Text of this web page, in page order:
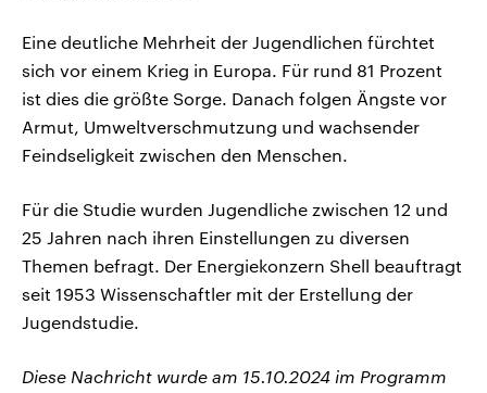
Eine deutliche Mehrheit der Jugendlichen fürchtet
sich vor einem Krieg in Europa. Für rund 81 Prozent
ist dies die größte Sorge. Danach folgen Ängste vor
Armut, Umweltverschmutzung und wachsender
Feindseligkeit zwischen den Menschen.
Für die Studie wurden Jugendliche zwischen 12 und
25 Jahren nach ihren Einstellungen zu diversen
Themen befragt. Der Energiekonzern Shell beauftragt
seit 1953 Wissenschaftler mit der Erstellung der
Jugendstudie.
Diese Nachricht wurde am 15.10.2024 im Programm